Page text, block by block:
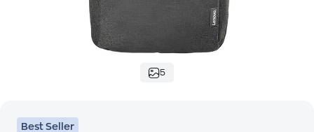
5
Best Seller